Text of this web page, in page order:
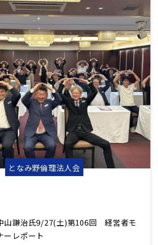
となみ野倫理法人会
山謙治氏9/27(土)第106回 経営者モ
ーレポート